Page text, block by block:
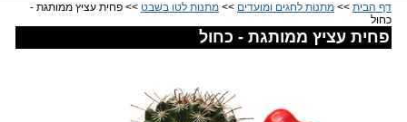
דף הבית >> מתנות לחגים ומועדים >> מתנות לטו בשבט >> פחית עציץ ממותגת -
כחול
פחית עציץ ממותגת - כחול